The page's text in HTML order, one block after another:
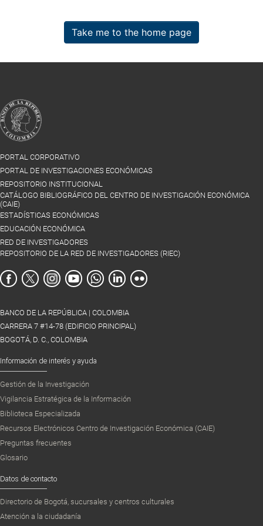
Take me to the home page
PORTAL CORPORATIVO
PORTAL DE INVESTIGACIONES ECONÓMICAS
REPOSITORIO INSTITUCIONAL
CATÁLOGO BIBLIOGRÁFICO DEL CENTRO DE INVESTIGACIÓN ECONÓMICA
(CAIE)
ESTADÍSTICAS ECONÓMICAS
EDUCACIÓN ECONÓMICA
RED DE INVESTIGADORES
REPOSITORIO DE LA RED DE INVESTIGADORES (RIEC)
BANCO DE LA REPÚBLICA | COLOMBIA
CARRERA 7 #14-78 (EDIFICIO PRINCIPAL)
BOGOTÁ, D. C., COLOMBIA
Información de interés y ayuda
Gestión de la Investigación
Vigilancia Estratégica de la Información
Biblioteca Especializada
Recursos Electrónicos Centro de Investigación Económica (CAIE)
Preguntas frecuentes
Glosario
Datos de contacto
Directorio de Bogotá, sucursales y centros culturales
Atención a la ciudadanía